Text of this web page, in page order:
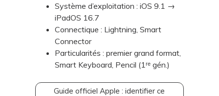
Système d’exploitation : iOS 9.1 →
iPadOS 16.7
Connectique : Lightning, Smart
Connector
Particularités : premier grand format,
Smart Keyboard, Pencil (1ʳᵉ gén.)
Guide officiel Apple : identifier ce